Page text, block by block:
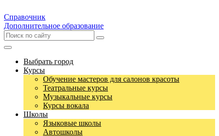
Справочник
Дополнительное образование
Выбрать город
Курсы
Обучение мастеров для салонов красоты
Театральные курсы
Музыкальные курсы
Курсы вокала
Школы
Языковые школы
Автошколы